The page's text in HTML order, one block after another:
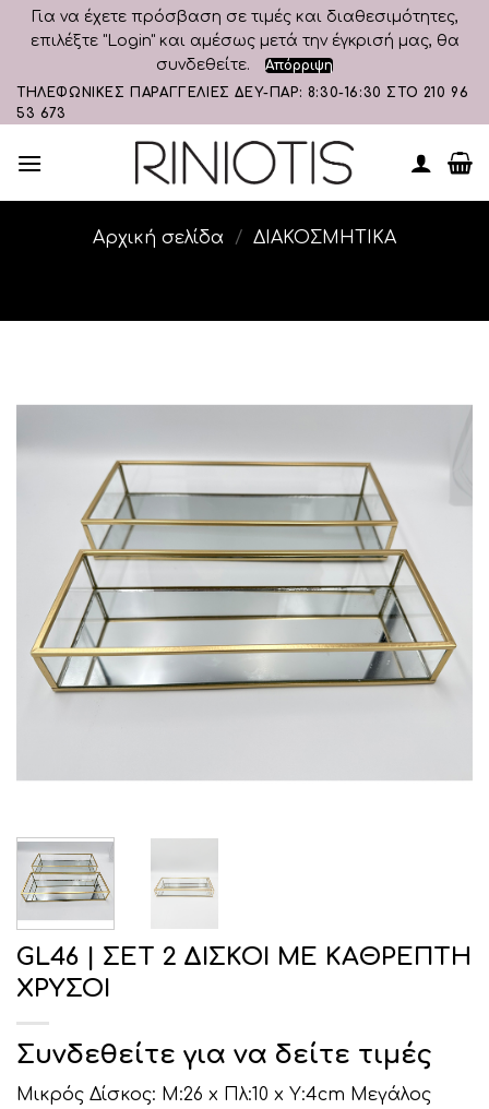
Για να έχετε πρόσβαση σε τιμές και διαθεσιμότητες,
επιλέξτε "Login" και αμέσως μετά την έγκρισή μας, θα
συνδεθείτε.
Απόρριψη
Skip
to
ΤΗΛΕΦΩΝΙΚΕΣ ΠΑΡΑΓΓΕΛΙΕΣ ΔΕΥ-ΠΑΡ: 8:30-16:30 ΣΤΟ 210 96
53 673
Αρχική σελίδα / ΔΙΑΚΟΣΜΗΤΙΚA
GL46 | ΣΕΤ 2 ΔΙΣΚΟΙ ΜΕ ΚΑΘΡΕΠΤΗ
ΧΡΥΣΟΙ
Συνδεθείτε για να δείτε τιμές
Μικρός Δίσκος: Μ:26 x Πλ:10 x Υ:4cm Μεγάλος